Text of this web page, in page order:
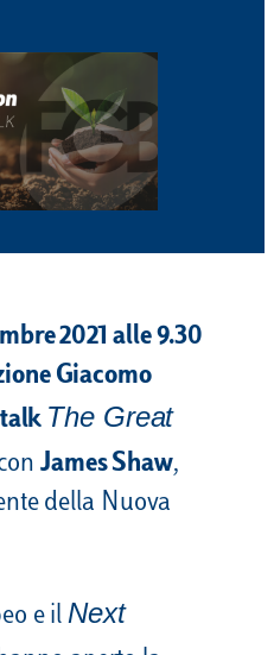
2021 alle 9.30
Giacomo
The Great
James Shaw,
della Nuova
e ilNext